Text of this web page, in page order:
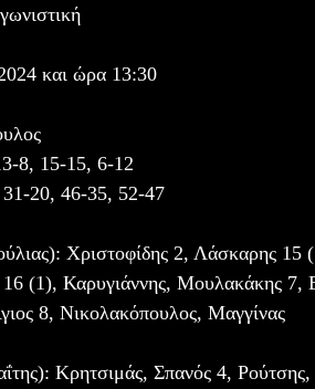
και ώρα 13:30
8, 15-15, 6-12
20, 46-35, 52-47
Χριστοφίδης 2, Λάσκαρης
16 (1), Καρυγιάννης, Μουλακάκης 7,
8, Νικολακόπουλος, Μαγγίνας
Κρητσιμάς, Σπανός 4,